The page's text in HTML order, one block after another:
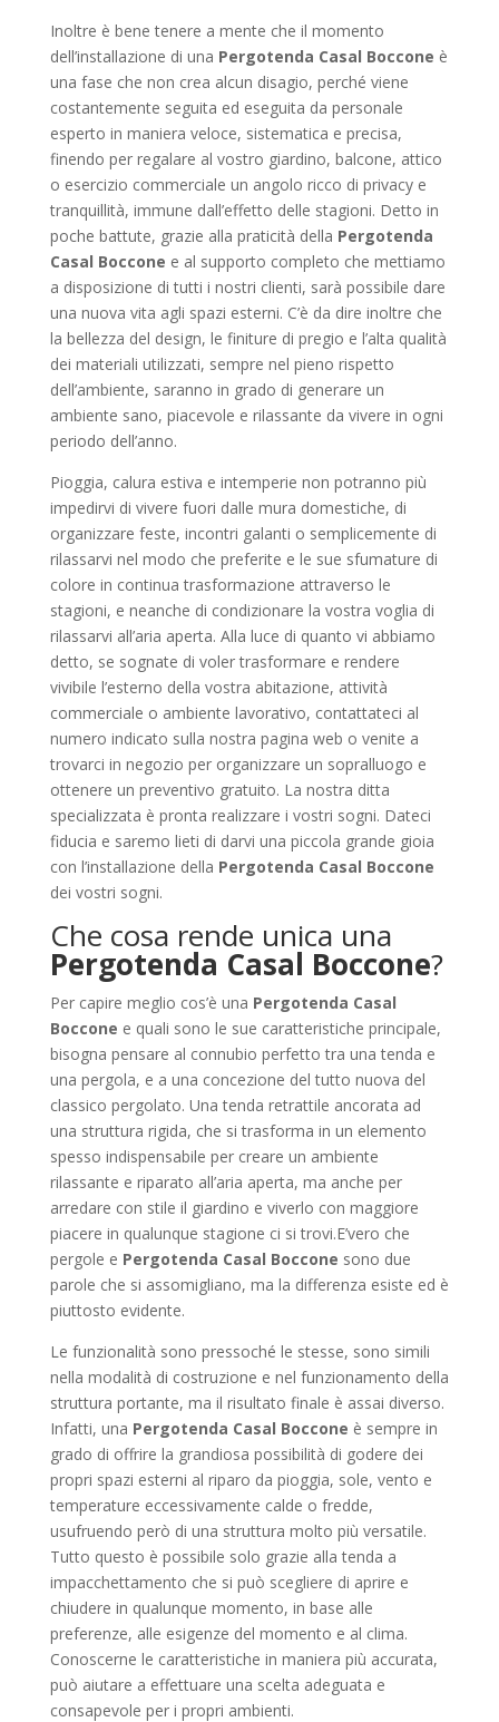
Inoltre è bene tenere a mente che il momento
dell’installazione di una Pergotenda Casal Boccone è
una fase che non crea alcun disagio, perché viene
costantemente seguita ed eseguita da personale
esperto in maniera veloce, sistematica e precisa,
finendo per regalare al vostro giardino, balcone, attico
o esercizio commerciale un angolo ricco di privacy e
tranquillità, immune dall’effetto delle stagioni. Detto in
poche battute, grazie alla praticità della Pergotenda
Casal Boccone e al supporto completo che mettiamo
a disposizione di tutti i nostri clienti, sarà possibile dare
una nuova vita agli spazi esterni. C’è da dire inoltre che
la bellezza del design, le finiture di pregio e l’alta qualità
dei materiali utilizzati, sempre nel pieno rispetto
dell’ambiente, saranno in grado di generare un
ambiente sano, piacevole e rilassante da vivere in ogni
periodo dell’anno.
Pioggia, calura estiva e intemperie non potranno più
impedirvi di vivere fuori dalle mura domestiche, di
organizzare feste, incontri galanti o semplicemente di
rilassarvi nel modo che preferite e le sue sfumature di
colore in continua trasformazione attraverso le
stagioni, e neanche di condizionare la vostra voglia di
rilassarvi all’aria aperta. Alla luce di quanto vi abbiamo
detto, se sognate di voler trasformare e rendere
vivibile l’esterno della vostra abitazione, attività
commerciale o ambiente lavorativo, contattateci al
numero indicato sulla nostra pagina web o venite a
trovarci in negozio per organizzare un sopralluogo e
ottenere un preventivo gratuito. La nostra ditta
specializzata è pronta realizzare i vostri sogni. Dateci
fiducia e saremo lieti di darvi una piccola grande gioia
con l’installazione della Pergotenda Casal Boccone
dei vostri sogni.
Che cosa rende unica una
Pergotenda Casal Boccone?
Per capire meglio cos’è una Pergotenda Casal
Boccone e quali sono le sue caratteristiche principale,
bisogna pensare al connubio perfetto tra una tenda e
una pergola, e a una concezione del tutto nuova del
classico pergolato. Una tenda retrattile ancorata ad
una struttura rigida, che si trasforma in un elemento
spesso indispensabile per creare un ambiente
rilassante e riparato all’aria aperta, ma anche per
arredare con stile il giardino e viverlo con maggiore
piacere in qualunque stagione ci si trovi.E’vero che
pergole e Pergotenda Casal Boccone sono due
parole che si assomigliano, ma la differenza esiste ed è
piuttosto evidente.
Le funzionalità sono pressoché le stesse, sono simili
nella modalità di costruzione e nel funzionamento della
struttura portante, ma il risultato finale è assai diverso.
Infatti, una Pergotenda Casal Boccone è sempre in
grado di offrire la grandiosa possibilità di godere dei
propri spazi esterni al riparo da pioggia, sole, vento e
temperature eccessivamente calde o fredde,
usufruendo però di una struttura molto più versatile.
Tutto questo è possibile solo grazie alla tenda a
impacchettamento che si può scegliere di aprire e
chiudere in qualunque momento, in base alle
preferenze, alle esigenze del momento e al clima.
Conoscerne le caratteristiche in maniera più accurata,
può aiutare a effettuare una scelta adeguata e
consapevole per i propri ambienti.